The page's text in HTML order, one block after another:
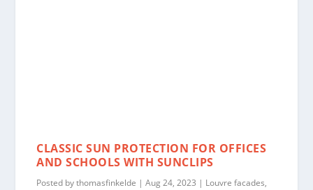
CLASSIC SUN PROTECTION FOR OFFICES
AND SCHOOLS WITH SUNCLIPS
Posted bythomasfinkelde |Aug 24, 2023 | Louvre facades,